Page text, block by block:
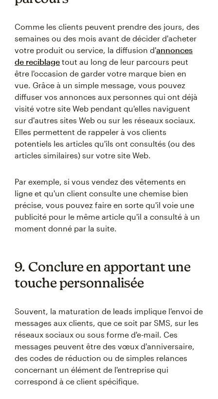
Comme les clients peuvent prendre des jours, des
semaines ou des mois avant de décider d'acheter
votre produit ou service, la diffusion d'annonces
de reciblage tout au long de leur parcours peut
être l'occasion de garder votre marque bien en
vue. Grâce à un simple message, vous pouvez
diffuser vos annonces aux personnes qui ont déjà
visité votre site Web pendant qu'elles naviguent
sur d'autres sites Web ou sur les réseaux sociaux.
Elles permettent de rappeler à vos clients
potentiels les articles qu'ils ont consultés (ou des
articles similaires) sur votre site Web.
Par exemple, si vous vendez des vêtements en
ligne et qu'un client consulte une chemise bien
précise, vous pouvez faire en sorte qu'il voie une
publicité pour le même article qu'il a consulté à un
moment donné par la suite.
9. Conclure en apportant une
touche personnalisée
Souvent, la maturation de leads implique l'envoi de
messages aux clients, que ce soit par SMS, sur les
réseaux sociaux ou sous forme d'e-mail. Ces
messages peuvent être des vœux d'anniversaire,
des codes de réduction ou de simples relances
concernant un élément de l'entreprise qui
correspond à ce client spécifique.